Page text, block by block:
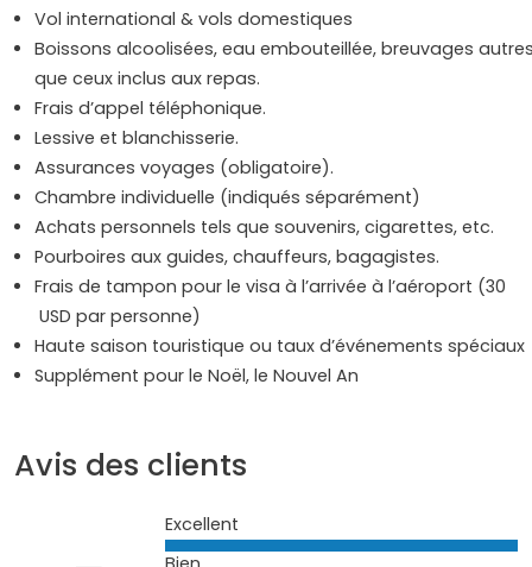
Vol international & vols domestiques
Boissons alcoolisées, eau embouteillée, breuvages
que ceux inclus aux repas.
Frais d’appel téléphonique.
Lessive et blanchisserie.
Assurances voyages (obligatoire).
Chambre individuelle (indiqués séparément)
Achats personnels tels que souvenirs, cigarettes, etc.
Pourboires aux guides, chauffeurs, bagagistes.
Frais de tampon pour le visa à l’arrivée à l’aéroport (30
USD par personne)
Haute saison touristique ou taux d’événements spéciaux
Supplément pour le Noël, le Nouvel An
Avis des clients
Excellent